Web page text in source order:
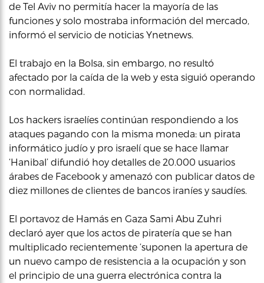
de Tel Aviv no permitía hacer la mayoría de las
funciones y solo mostraba información del mercado,
informó el servicio de noticias Ynetnews.
El trabajo en la Bolsa, sin embargo, no resultó
afectado por la caída de la web y esta siguió operando
con normalidad.
Los hackers israelíes continúan respondiendo a los
ataques pagando con la misma moneda: un pirata
informático judío y pro israelí que se hace llamar
‘Hanibal’ difundió hoy detalles de 20.000 usuarios
árabes de Facebook y amenazó con publicar datos de
diez millones de clientes de bancos iraníes y saudíes.
El portavoz de Hamás en Gaza Sami Abu Zuhri
declaró ayer que los actos de piratería que se han
multiplicado recientemente ‘suponen la apertura de
un nuevo campo de resistencia a la ocupación y son
el principio de una guerra electrónica contra la